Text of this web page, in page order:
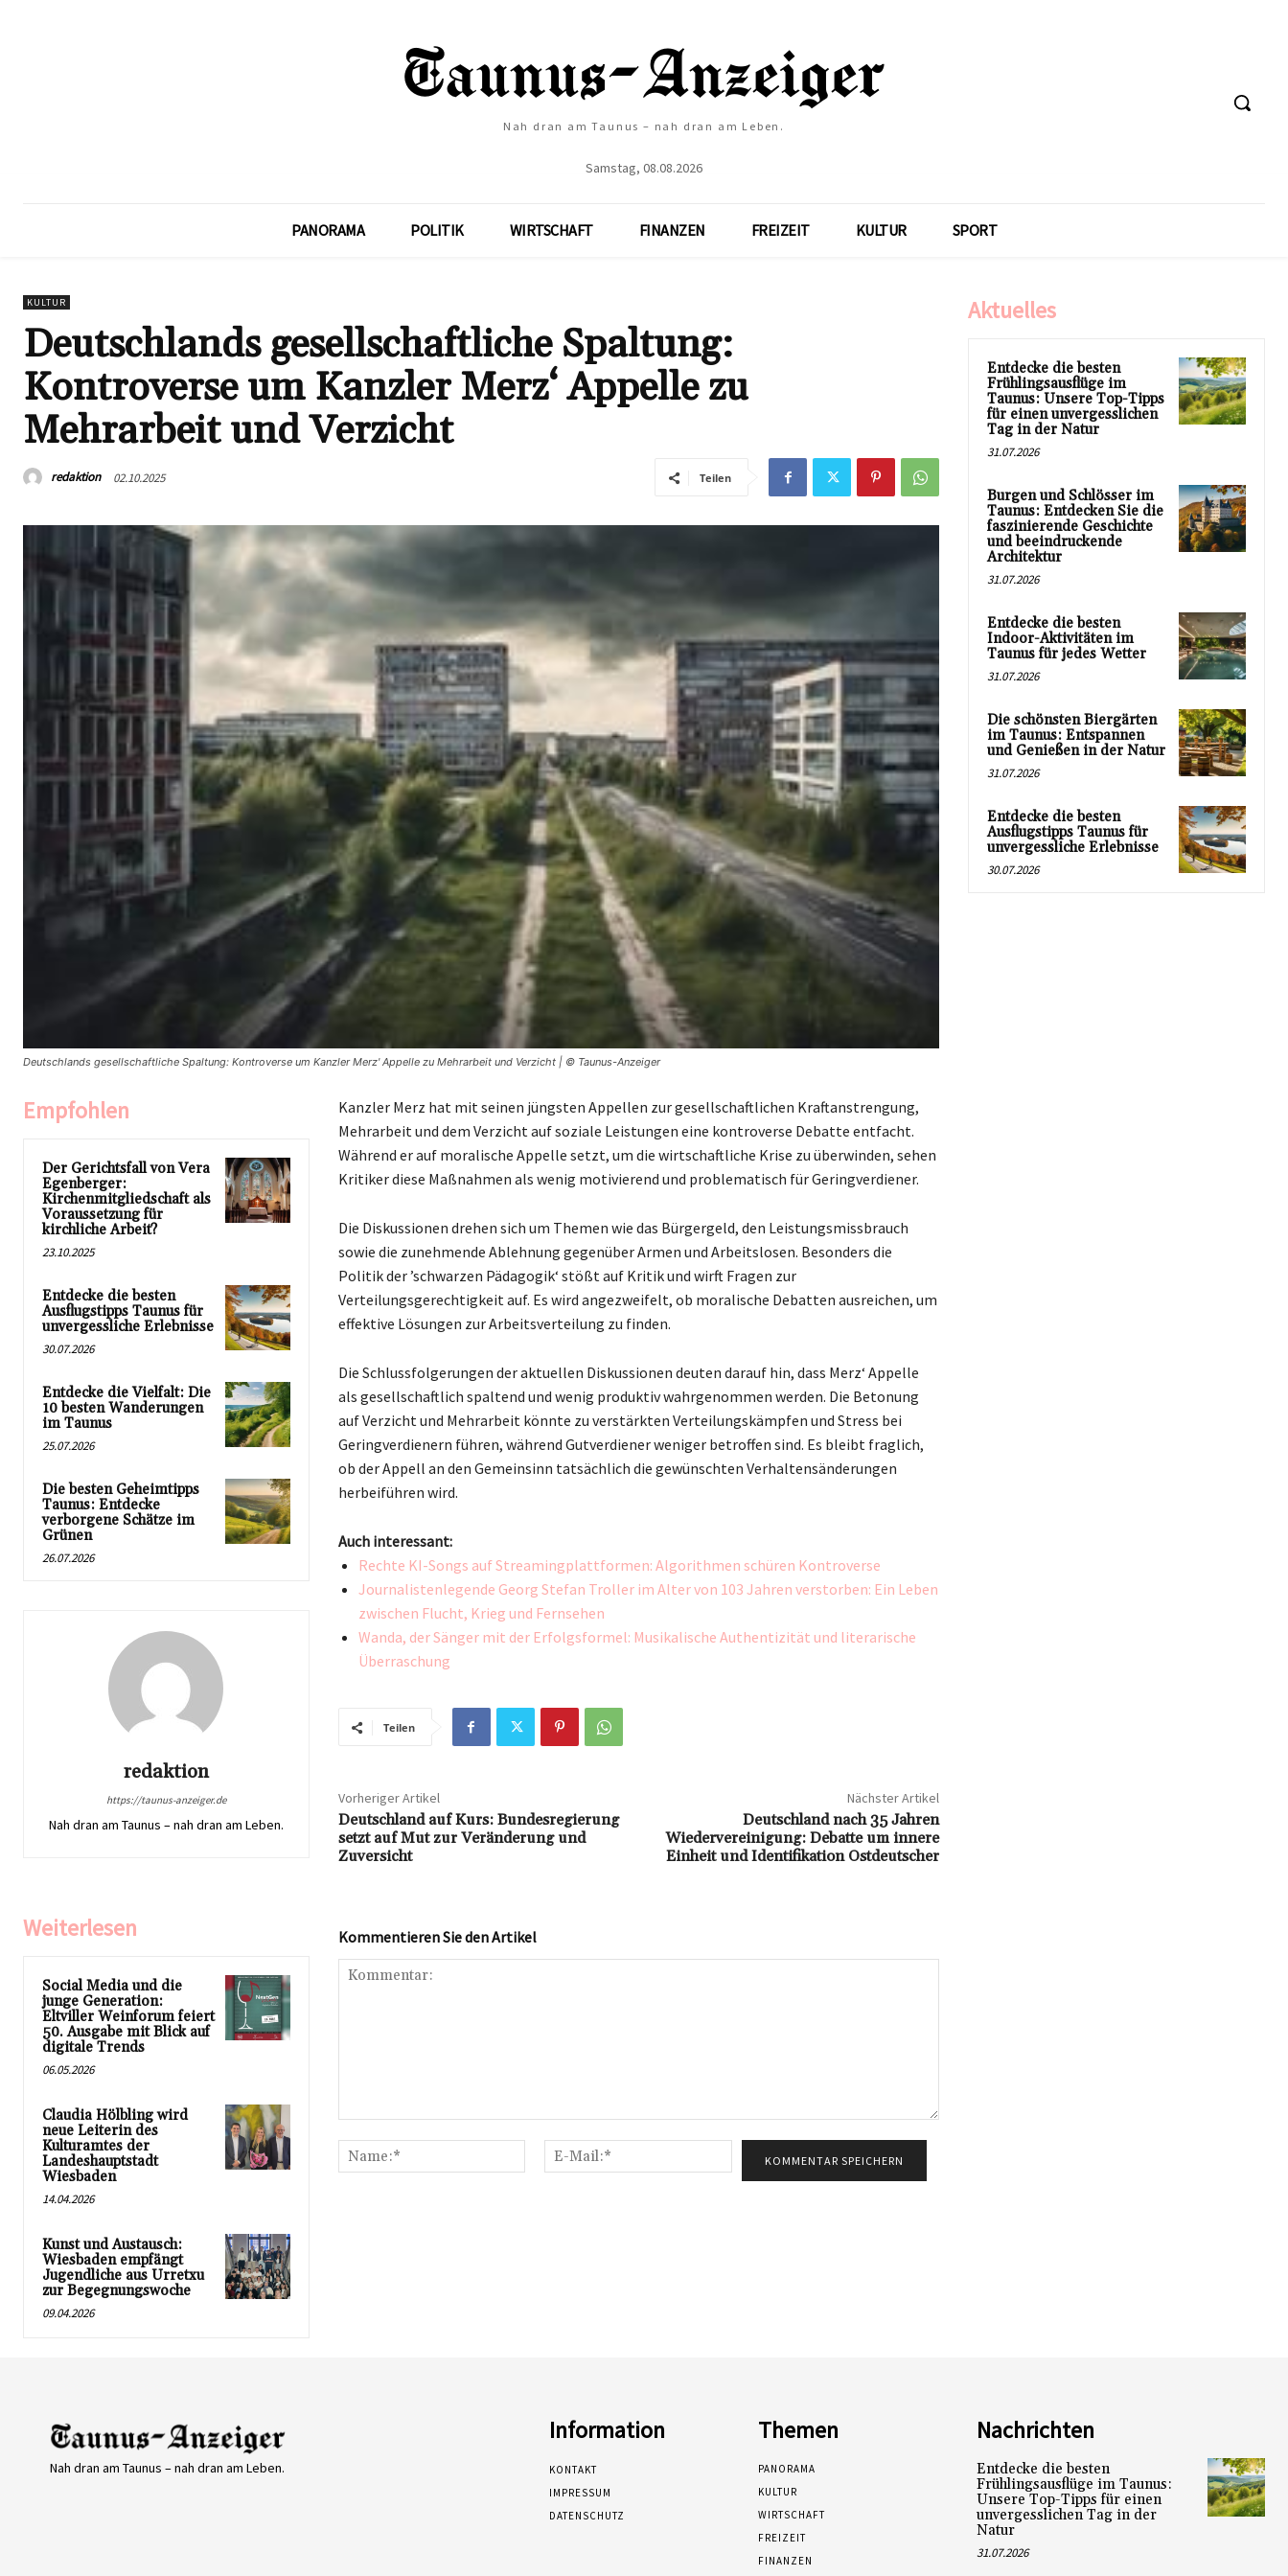
Nah dran am Taunus – nah dran am Leben.
Samstag, 08.08.2026
PANORAMA POLITIK WIRTSCHAFT FINANZEN FREIZEIT KULTUR SPORT
KULTUR
Deutschlands gesellschaftliche Spaltung:
Kontroverse um Kanzler Merz‘ Appelle zu
Mehrarbeit und Verzicht
redaktion 02.10.2025 Teilen
Deutschlands gesellschaftliche Spaltung: Kontroverse um Kanzler Merz' Appelle zu Mehrarbeit und Verzicht | © Taunus-Anzeiger
Empfohlen
Der Gerichtsfall von Vera
Egenberger:
Kirchenmitgliedschaft als
Voraussetzung für
kirchliche Arbeit?
23.10.2025
Entdecke die besten
Ausflugstipps Taunus für
unvergessliche Erlebnisse
30.07.2026
Entdecke die Vielfalt: Die
10 besten Wanderungen
im Taunus
25.07.2026
Die besten Geheimtipps
Taunus: Entdecke
verborgene Schätze im
Grünen
26.07.2026
redaktion
https://taunus-anzeiger.de
Nah dran am Taunus – nah dran am Leben.
Kanzler Merz hat mit seinen jüngsten Appellen zur gesellschaftlichen Kraftanstrengung,
Mehrarbeit und dem Verzicht auf soziale Leistungen eine kontroverse Debatte entfacht.
Während er auf moralische Appelle setzt, um die wirtschaftliche Krise zu überwinden, sehen
Kritiker diese Maßnahmen als wenig motivierend und problematisch für Geringverdiener.
Die Diskussionen drehen sich um Themen wie das Bürgergeld, den Leistungsmissbrauch
sowie die zunehmende Ablehnung gegenüber Armen und Arbeitslosen. Besonders die
Politik der ’schwarzen Pädagogik‘ stößt auf Kritik und wirft Fragen zur
Verteilungsgerechtigkeit auf. Es wird angezweifelt, ob moralische Debatten ausreichen, um
effektive Lösungen zur Arbeitsverteilung zu finden.
Die Schlussfolgerungen der aktuellen Diskussionen deuten darauf hin, dass Merz‘ Appelle
als gesellschaftlich spaltend und wenig produktiv wahrgenommen werden. Die Betonung
auf Verzicht und Mehrarbeit könnte zu verstärkten Verteilungskämpfen und Stress bei
Geringverdienern führen, während Gutverdiener weniger betroffen sind. Es bleibt fraglich,
ob der Appell an den Gemeinsinn tatsächlich die gewünschten Verhaltensänderungen
herbeiführen wird.
Auch interessant:
Rechte KI-Songs auf Streamingplattformen: Algorithmen schüren Kontroverse
Journalistenlegende Georg Stefan Troller im Alter von 103 Jahren verstorben: Ein Leben
zwischen Flucht, Krieg und Fernsehen
Wanda, der Sänger mit der Erfolgsformel: Musikalische Authentizität und literarische
Überraschung
Teilen
Vorheriger Artikel
Deutschland auf Kurs: Bundesregierung
setzt auf Mut zur Veränderung und
Zuversicht
Nächster Artikel
Deutschland nach 35 Jahren
Wiedervereinigung: Debatte um innere
Einheit und Identifikation Ostdeutscher
Weiterlesen
Social Media und die
junge Generation:
Eltviller Weinforum feiert
50. Ausgabe mit Blick auf
digitale Trends
06.05.2026
Claudia Hölbling wird
neue Leiterin des
Kulturamtes der
Landeshauptstadt
Wiesbaden
14.04.2026
Kunst und Austausch:
Wiesbaden empfängt
Jugendliche aus Urretxu
zur Begegnungswoche
09.04.2026
Kommentieren Sie den Artikel
Name:*
Mail:*
Aktuelles
Entdecke die besten
Frühlingsausflüge im
Taunus: Unsere Top-Tipps
für einen unvergesslichen
Tag in der Natur
31.07.2026
Burgen und Schlösser im
Taunus: Entdecken Sie die
faszinierende Geschichte
und beeindruckende
Architektur
31.07.2026
Entdecke die besten
Indoor-Aktivitäten im
Taunus für jedes Wetter
31.07.2026
Die schönsten Biergärten
im Taunus: Entspannen
und Genießen in der Natur
31.07.2026
Entdecke die besten
Ausflugstipps Taunus für
unvergessliche Erlebnisse
30.07.2026
Nah dran am Taunus – nah dran am Leben.
Information
KONTAKT
IMPRESSUM
DATENSCHUTZ
Themen
PANORAMA
KULTUR
WIRTSCHAFT
FREIZEIT
FINANZEN
Nachrichten
Entdecke die besten
Frühlingsausflüge im Taunus:
Unsere Top-Tipps für einen
unvergesslichen Tag in der
Natur
31.07.2026